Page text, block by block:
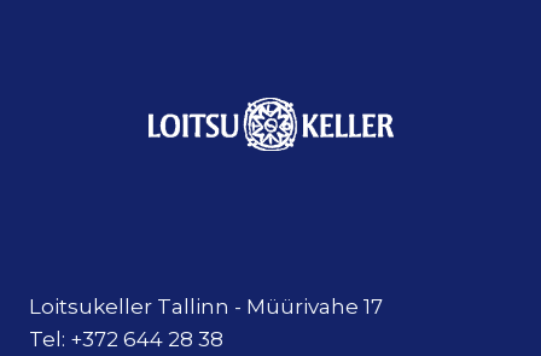
Loitsukeller Tallinn - Müürivahe 17
Tel: +372 644 28 38